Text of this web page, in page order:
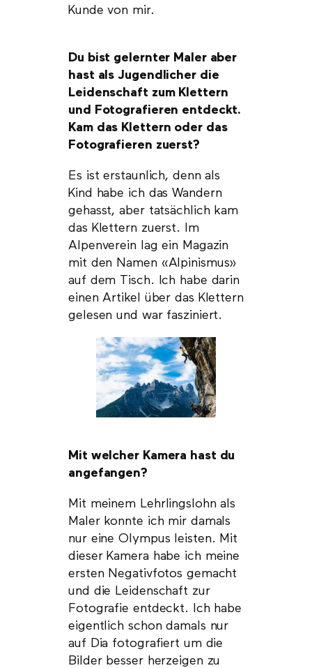
Kunde von mir.
Du bist gelernter Maler aber
hast als Jugendlicher die
Leidenschaft zum Klettern
und Fotografieren entdeckt.
Kam das Klettern oder das
Fotografieren zuerst?
Es ist erstaunlich, denn als
Kind habe ich das Wandern
gehasst, aber tatsächlich kam
das Klettern zuerst. Im
Alpenverein lag ein Magazin
mit den Namen «Alpinismus»
auf dem Tisch. Ich habe darin
einen Artikel über das Klettern
gelesen und war fasziniert.
Mit welcher Kamera hast du
angefangen?
Mit meinem Lehrlingslohn als
Maler konnte ich mir damals
nur eine Olympus leisten. Mit
dieser Kamera habe ich meine
ersten Negativfotos gemacht
und die Leidenschaft zur
Fotografie entdeckt. Ich habe
eigentlich schon damals nur
auf Dia fotografiert um die
Bilder besser herzeigen zu